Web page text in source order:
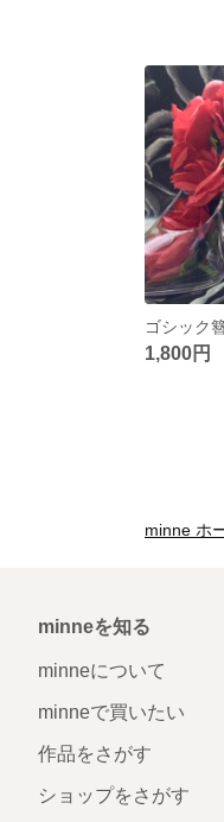
ゴシック
1,800円
minne ホ
minneを知る
minneについて
minneで買いたい
作品をさがす
ショップをさがす